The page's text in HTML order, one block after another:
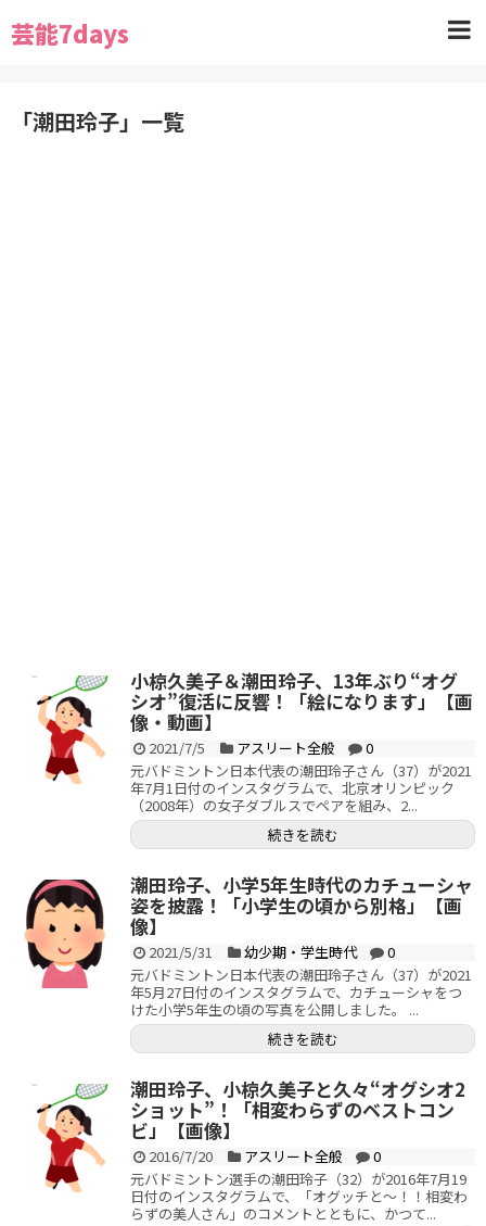
芸能7days
「潮田玲子」 一覧
小椋久美子＆潮田玲子、13年ぶり“オグ
シオ”復活に反響！「絵になります」【画
像・動画】
2021/7/5 アスリート全般
0
元バドミントン日本代表の潮田玲子さん（37）が2021
年7月1日付のインスタグラムで、北京オリンピック
（2008年）の女子ダブルスでペアを組み、2...
続きを読む
潮田玲子、小学5年生時代のカチューシャ
姿を披露！「小学生の頃から別格」【画
像】
2021/5/31 幼少期・学生時代
0
元バドミントン日本代表の潮田玲子さん（37）が2021
年5月27日付のインスタグラムで、カチューシャをつ
けた小学5年生の頃の写真を公開しました。 ...
続きを読む
潮田玲子、小椋久美子と久々“オグシオ2
ショット”！「相変わらずのベストコン
ビ」【画像】
2016/7/20 アスリート全般
0
元バドミントン選手の潮田玲子（32）が2016年7月19
日付のインスタグラムで、「オグッチと～！！相変わ
らずの美人さん」のコメントとともに、かつて...